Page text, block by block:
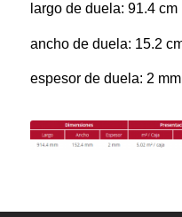
largo de duela: 91.4 cm
ancho de duela: 15.2
espesor de duela: 2 mm